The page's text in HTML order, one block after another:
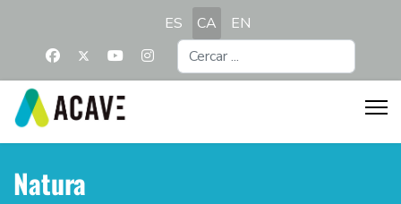
Seleccioni el seu idioma
ES CA EN
...
Natura